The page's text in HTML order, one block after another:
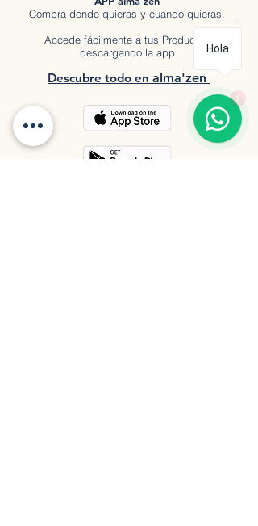
Compra donde quieras y cuando quieras.
Accede fácilmente a tus Productos
descargando la app
Descubre todo en a lma'zen
Hola
1